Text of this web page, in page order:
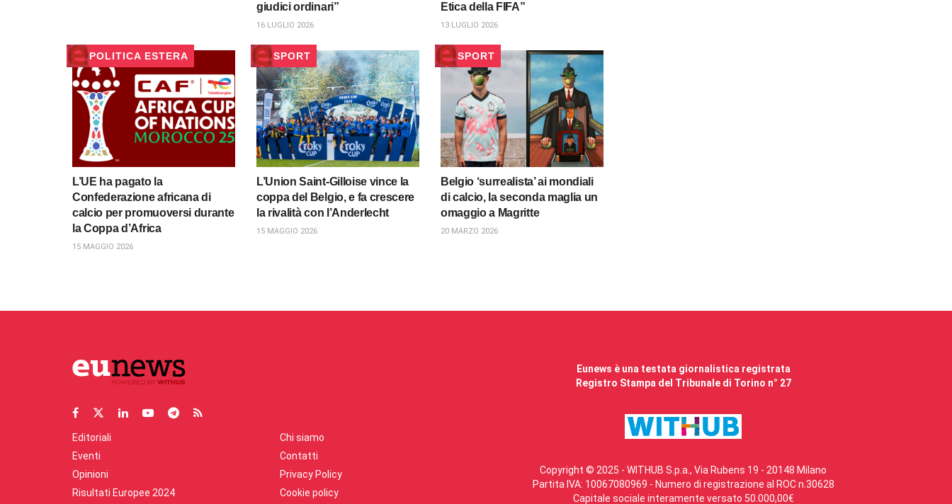
giudici ordinari”
16 LUGLIO 2026
Etica della FIFA”
13 LUGLIO 2026
POLITICA ESTERA
L’UE ha pagato la
Confederazione africana di
calcio per promuoversi durante
la Coppa d’Africa
15 MAGGIO 2026
SPORT
L’Union Saint-Gilloise vince la
coppa del Belgio, e fa crescere
la rivalità con l’Anderlecht
15 MAGGIO 2026
SPORT
Belgio ‘surrealista’ ai mondiali
di calcio, la seconda maglia un
omaggio a Magritte
20 MARZO 2026
Editoriali
Eventi
Opinioni
Risultati Europee 2024
Chi siamo
Contatti
Privacy Policy
Cookie policy
Eunews è una testata giornalistica registrata
Registro Stampa del Tribunale di Torino n° 27
Copyright © 2025 - WITHUB S.p.a., Via Rubens 19 - 20148 Milano
Partita IVA: 10067080969 - Numero di registrazione al ROC n.30628
Capitale sociale interamente versato 50.000,00€